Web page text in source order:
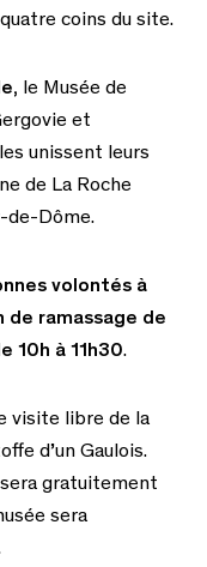
coins du site.
le Musée de
et
unissent leurs
de La Roche
de-Dôme.
volontés à
ramassage de
10h à 11h30.
visite libre de la
d’un Gaulois.
gratuitement
sera